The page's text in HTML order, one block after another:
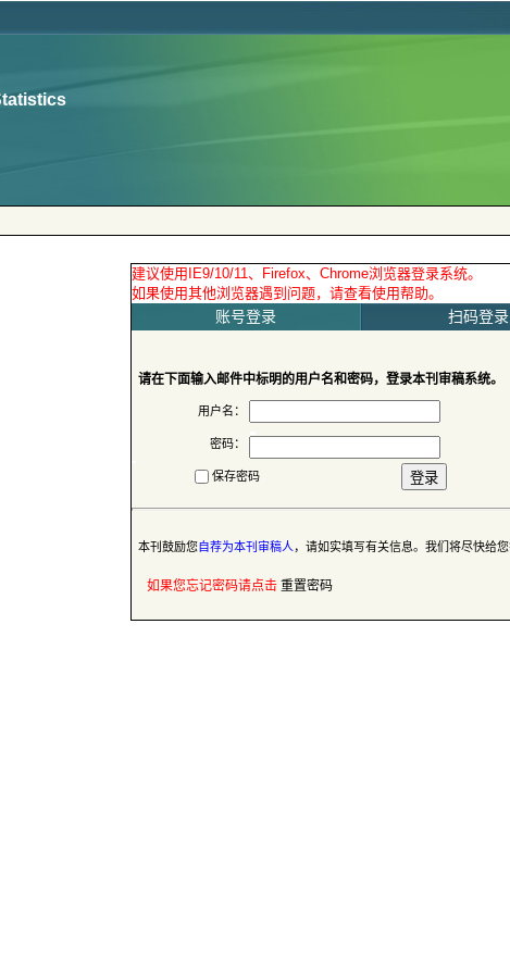
账号登录 扫码登录
请在下面输入邮件中标明的用户名和密码，登录本刊审稿系统。
用户名：
密码：
保存密码